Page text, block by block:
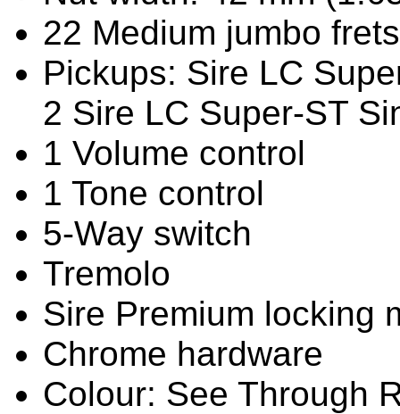
22 Medium jumbo frets
Pickups: Sire LC
2 Sire LC Super-ST
1 Volume control
1 Tone control
5-Way switch
Tremolo
Sire Premium locking
Chrome hardware
Colour: See Through